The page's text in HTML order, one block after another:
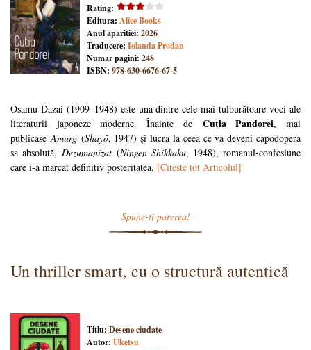
Rating:
Editura: Alice Books
Anul aparitiei: 2026
Traducere: Iolanda Prodan
Numar pagini: 248
ISBN: 978-630-6676-67-5
Osamu Dazai (1909–1948) este una dintre cele mai tulburătoare voci ale
literaturii japoneze moderne. Înainte de Cutia Pandorei, mai
publicaseAmurg(Shayō, 1947) și lucra la ceea ce va deveni capodopera
sa absolută, Dezumanizat (Ningen Shikkaku, 1948), romanul-confesiune
care i-a marcat definitiv posteritatea. [Citeste tot Articolul]
Spune-ti parerea!
Un thriller smart, cu o structură autentică
Titlu: Desene ciudate
Autor: Uketsu